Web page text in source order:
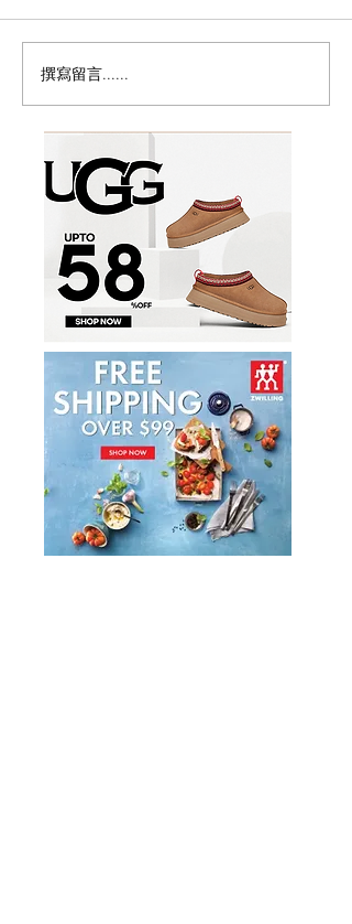
历史新低！Samsonite 新
秀丽 Winfield 2 全PC
20+28寸 黑色拉杆行李箱2
件套1.7折
撰寫留言......